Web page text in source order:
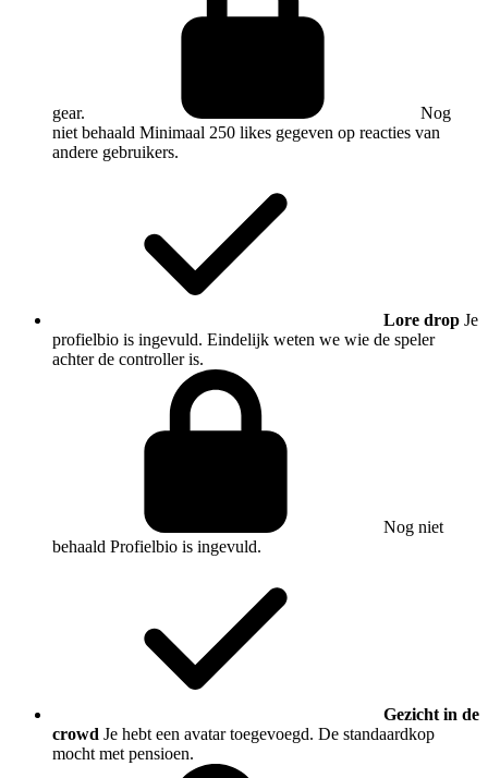
gear.
Nog
niet behaald Minimaal 250 likes gegeven op reacties van
andere gebruikers.
Lore drop Je
profielbio is ingevuld. Eindelijk weten we wie de speler
achter de controller is.
Nog niet
behaald Profielbio is ingevuld.
Gezicht in de
crowd Je hebt een avatar toegevoegd. De standaardkop
mocht met pensioen.